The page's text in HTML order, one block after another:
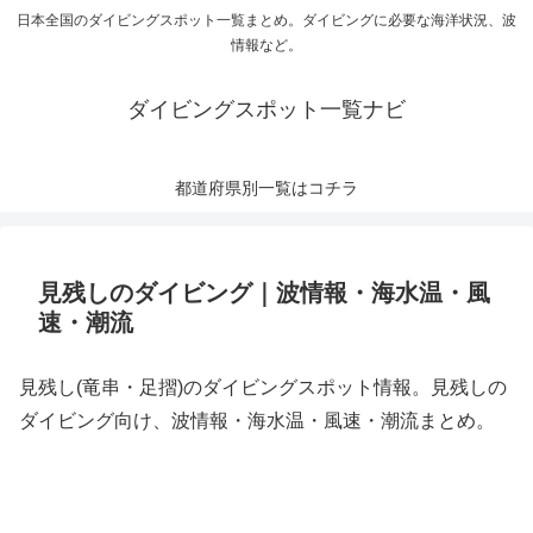
日本全国のダイビングスポット一覧まとめ。ダイビングに必要な海洋状況、波
情報など。
ダイビングスポット一覧ナビ
都道府県別一覧はコチラ
見残しのダイビング｜波情報・海水温・風
速・潮流
見残し(竜串・足摺)のダイビングスポット情報。見残しの
ダイビング向け、波情報・海水温・風速・潮流まとめ。